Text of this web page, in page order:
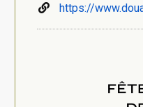
https://